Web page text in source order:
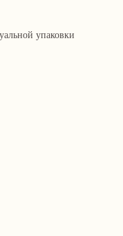
упаковки